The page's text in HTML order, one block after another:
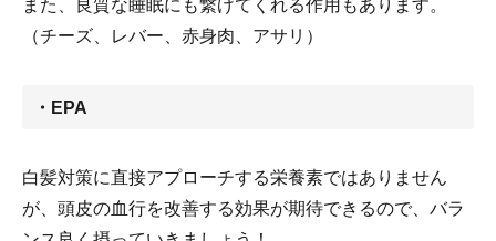
また、良質な睡眠にも繋げてくれる作用もあります。
（チーズ、レバー、赤身肉、アサリ）
・EPA
白髪対策に直接アプローチする栄養素ではありません
が、頭皮の血行を改善する効果が期待できるので、バラ